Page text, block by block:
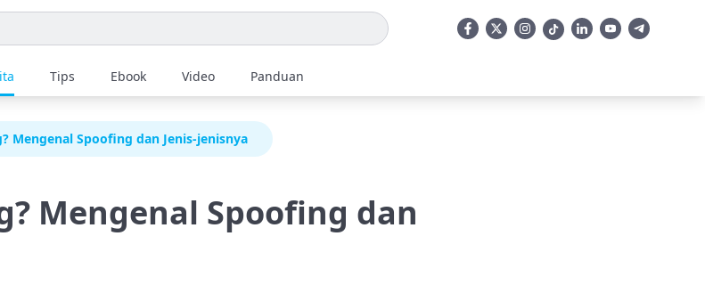
Tips Ebook Video Panduan
Mengenal Spoofing dan Jenis-jenisnya
Mengenal Spoofing dan